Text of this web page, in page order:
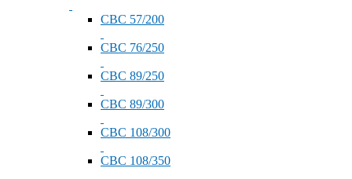
СВС 57/200
СВС 76/250
СВС 89/250
СВС 89/300
СВС 108/300
СВС 108/350